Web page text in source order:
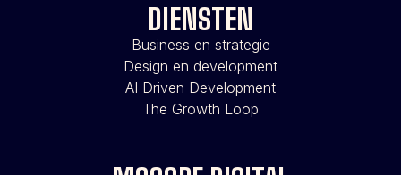
DIENSTEN
Business en strategie
Design en development
AI Driven Development
The Growth Loop